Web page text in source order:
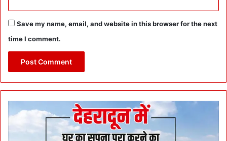
Save my name, email, and website in this browser for the next
time I comment.